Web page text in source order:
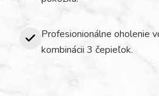
Profesionionálne oholenie
kombinácii 3 čepieľok.